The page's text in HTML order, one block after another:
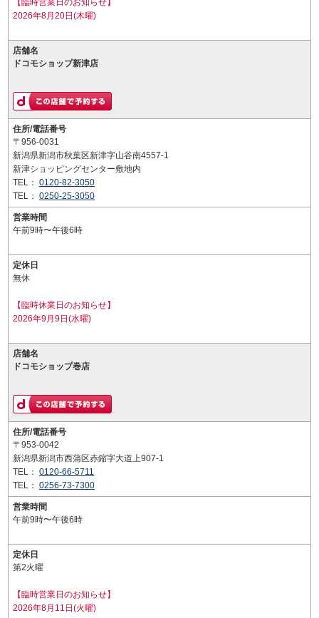
【臨時営業日のお知らせ】
2026年8月20日(木曜)
店舗名
ドコモショップ新津店
住所/電話番号
〒956-0031
新潟県新潟市秋葉区新津字山谷南4557-1
新津ショッピングセンター敷地内
TEL： 0120-82-3050
TEL： 0250-25-3050
営業時間
午前9時〜午後6時
定休日
無休
【臨時休業日のお知らせ】
2026年9月9日(水曜)
店舗名
ドコモショップ巻店
住所/電話番号
〒953-0042
新潟県新潟市西蒲区赤鏥字大道上907-1
TEL： 0120-66-5711
TEL： 0256-73-7300
営業時間
午前9時〜午後6時
定休日
第2火曜
【臨時営業日のお知らせ】
2026年8月11日(火曜)